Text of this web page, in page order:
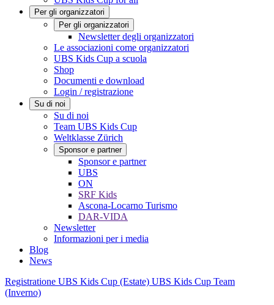
Per gli organizzatori
Per gli organizzatori
Newsletter degli organizzatori
Le associazioni come organizzatori
UBS Kids Cup a scuola
Shop
Documenti e download
Login / registrazione
Su di noi
Su di noi
Team UBS Kids Cup
Weltklasse Zürich
Sponsor e partner
Sponsor e partner
UBS
ON
SRF Kids
Ascona-Locarno Turismo
DAR-VIDA
Newsletter
Informazioni per i media
Blog
News
Registratione UBS Kids Cup (Estate) UBS Kids Cup Team
(Inverno)